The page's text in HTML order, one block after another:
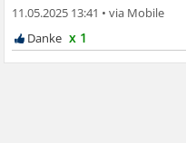
11.05.2025 13:41 •
x 1